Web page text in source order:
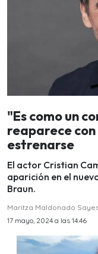
"Es como un
reaparece
estrenarse
El actor Cristian
aparición en el
Braun.
Maritza Maldonado
17 mayo, 2024 a las 14:46